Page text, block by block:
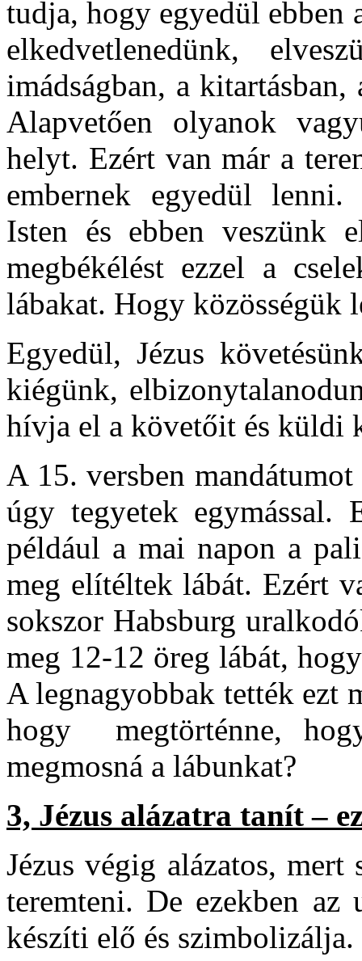
tudja, hogy egyedül ebben
elkedvetlenedünk,
imádságban, a
Alapvetően olyanok
helyt. Ezért van már a
embernek egyedül lenni.
Isten és ebben veszünk
megbékélést ezzel a
lábakat. Hogy
Egyedül, Jézus
kiégünk,
hívja el a követőit és küldi
A 15. versben
úgy tegyetek egymással.
például a mai napon a
meg elítéltek lábát. Ezért
sokszor Habsburg
meg 12-12 öreg lábát,
A legnagyobbak tették ezt
hogy megtörténne,
megmosná a lábunkat?
3, Jézus alázatra tanít –
Jézus végig alázatos, mert
teremteni. De ezekben
készíti elő és szimbolizálja.